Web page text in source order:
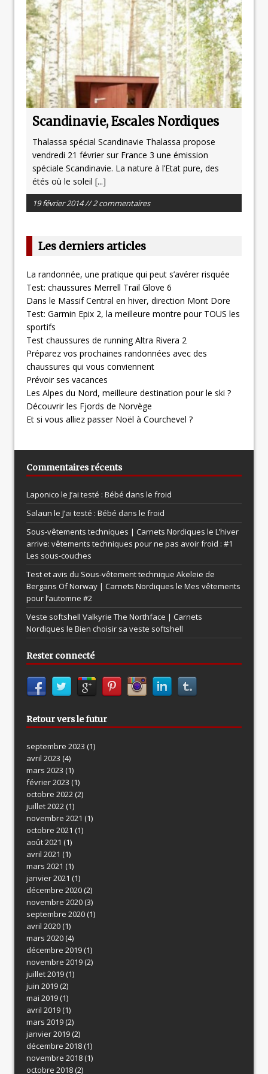
Scandinavie, Escales Nordiques
Thalassa spécial Scandinavie Thalassa propose
vendredi 21 février sur France 3 une émission
spéciale Scandinavie. La nature à l’Etat pure, des
étés où le soleil [...]
19 février 2014 // 2 commentaires
Les derniers articles
La randonnée, une pratique qui peut s’avérer risquée
Test: chaussures Merrell Trail Glove 6
Dans le Massif Central en hiver, direction Mont Dore
Test: Garmin Epix 2, la meilleure montre pour TOUS les
sportifs
Test chaussures de running Altra Rivera 2
Préparez vos prochaines randonnées avec des
chaussures qui vous conviennent
Prévoir ses vacances
Les Alpes du Nord, meilleure destination pour le ski ?
Découvrir les Fjords de Norvège
Et si vous alliez passer Noël à Courchevel ?
Commentaires récents
Laponico le J’ai testé : Bébé dans le froid
Salaun le J’ai testé : Bébé dans le froid
Sous-vêtements techniques | Carnets Nordiques le L’hiver
arrive: vêtements techniques pour ne pas avoir froid : #1
Les sous-couches
Test et avis du Sous-vêtement technique Akeleie de
Bergans Of Norway | Carnets Nordiques le Mes vêtements
pour l’automne #2
Veste softshell Valkyrie The Northface | Carnets
Nordiques le Bien choisir sa veste softshell
Rester connecté
Retour vers le futur
septembre 2023 (1)
avril 2023 (4)
mars 2023 (1)
février 2023 (1)
octobre 2022(2)
juillet 2022(1)
novembre 2021 (1)
octobre 2021 (1)
août 2021 (1)
avril 2021 (1)
mars 2021 (1)
janvier 2021 (1)
décembre 2020(2)
novembre 2020(3)
septembre 2020(1)
avril 2020(1)
mars 2020(4)
décembre 2019(1)
novembre 2019(2)
juillet 2019(1)
juin 2019(2)
mai 2019(1)
avril 2019(1)
mars 2019(2)
janvier 2019(2)
décembre 2018(1)
novembre 2018(1)
octobre 2018(2)